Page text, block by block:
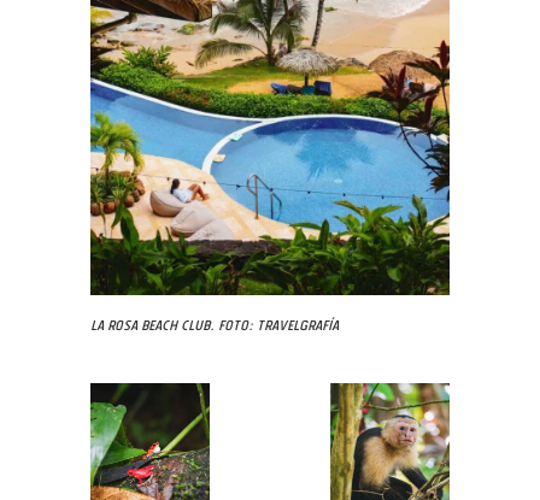
La Rosa Beach Club. Foto: Travelgrafía